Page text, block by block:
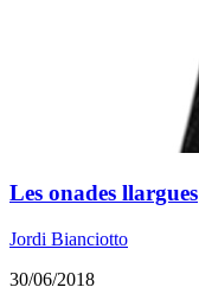
Les onades llargues
Jordi Bianciotto
30/06/2018